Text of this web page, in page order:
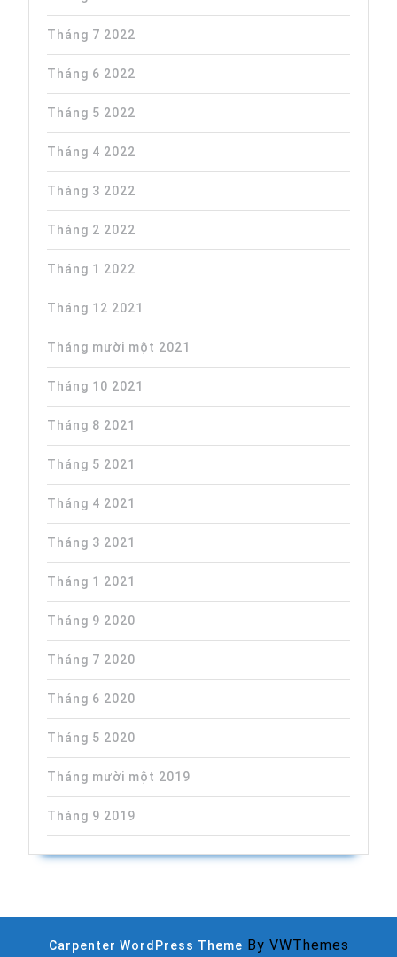
Tháng 7 2022
Tháng 6 2022
Tháng 5 2022
Tháng 4 2022
Tháng 3 2022
Tháng 2 2022
Tháng 1 2022
Tháng 12 2021
Tháng mười một 2021
Tháng 10 2021
Tháng 8 2021
Tháng 5 2021
Tháng 4 2021
Tháng 3 2021
Tháng 1 2021
Tháng 9 2020
Tháng 7 2020
Tháng 6 2020
Tháng 5 2020
Tháng mười một 2019
Tháng 9 2019
Carpenter WordPress Theme By VWThemes